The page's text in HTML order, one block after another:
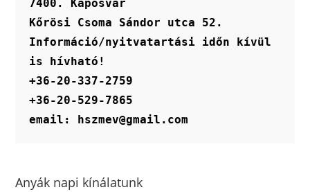
7400. Kaposvár
Kőrösi Csoma Sándor utca 52.
Információ/nyitvatartási időn kívül
is hívható!
+36-20-337-2759
+36-20-529-7865
email: hszmev@gmail.com
Anyák napi kínálatunk